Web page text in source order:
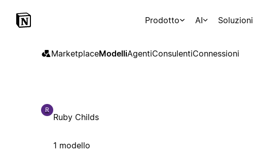
Prodotto AI Soluzioni
MarketplaceModelliAgentiConsulentiConnessioni
R
Ruby Childs
1 modello